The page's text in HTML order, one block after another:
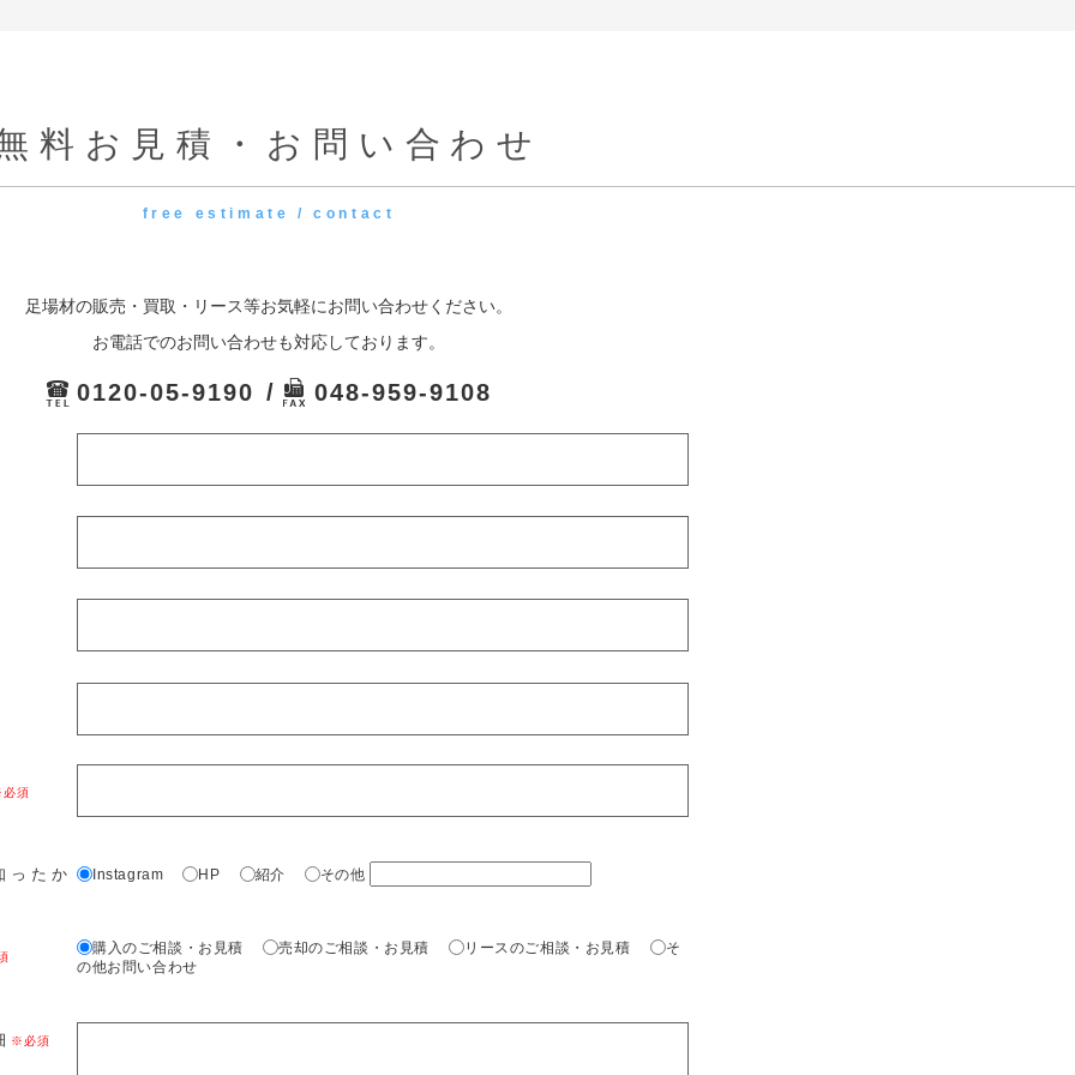
料お見積・お問い合わせ
free estimate / contact
足場材の販売・買取・リース等お気軽にお問い合わせください。
お電話でのお問い合わせも対応しております。
0120-05-9190 048-959-9108
ったか Instagram HP 紹介 その他
購入のご相談・お見積 売却のご相談・お見積 リースのご相談・お見積
そ
の他お問い合わせ